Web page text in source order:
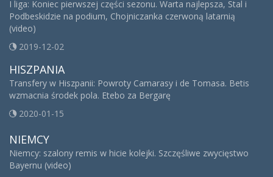
I liga: Koniec pierwszej części sezonu. Warta najlepsza, Stal i
Podbeskidzie na podium, Chojniczanka czerwoną latarnią
(video)
2019-12-02
HISZPANIA
Transfery w Hiszpanii: Powroty Camarasy i de Tomasa. Betis
wzmacnia środek pola. Etebo za Bergarę
2020-01-15
NIEMCY
Niemcy: szalony remis w hicie kolejki. Szczęśliwe zwycięstwo
Bayernu (video)